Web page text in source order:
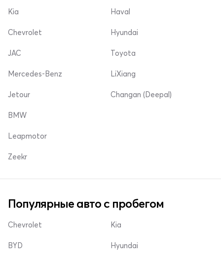
Kia
Chevrolet
Haval
Hyundai
JAC
Mercedes-Benz
Jetour
Toyota
LiXiang
Changan (Deepal)
BMW
Leapmotor
Zeekr
Популярные авто с пробегом
Chevrolet
BYD
Kia
Hyundai